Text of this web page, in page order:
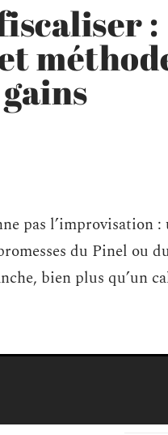
:
pas l’improvisation
du Pinel ou
bien plus qu’un